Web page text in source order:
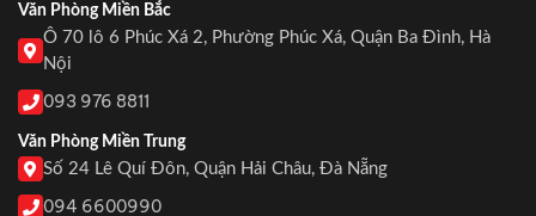
Văn Phòng Miền Bắc
Ô 70 lô 6 Phúc Xá 2, Phường Phúc Xá, Quận Ba Đình, Hà
Nội
093 976 8811
Văn Phòng Miền Trung
Số 24 Lê Quí Đôn, Quận Hải Châu, Đà Nẵng
094 6600990